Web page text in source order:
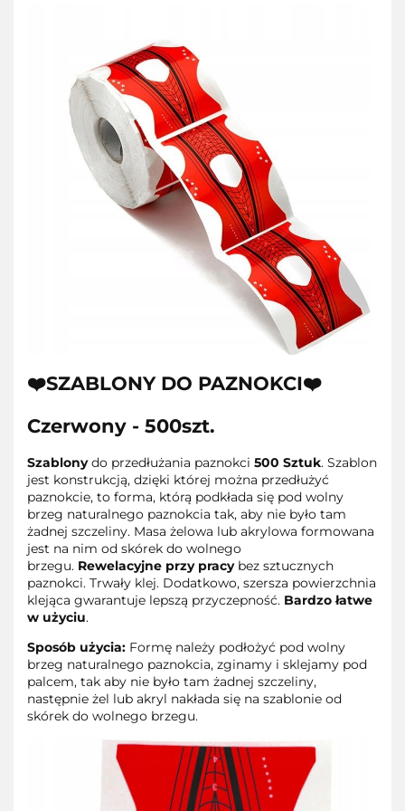
❤️SZABLONY DO PAZNOKCI❤️
Czerwony - 500szt.
Szablonydo przedłużania paznokci 500 Sztuk. Szablon
jest konstrukcją, dzięki której można przedłużyć
paznokcie, to forma, którą podkłada się pod wolny
brzeg naturalnego paznokcia tak, aby nie było tam
żadnej szczeliny. Masa żelowa lub akrylowa formowana
jest na nim od skórek do wolnego
brzegu. Rewelacyjne przy pracybez sztucznych
paznokci. Trwały klej. Dodatkowo, szersza powierzchnia
klejąca gwarantuje lepszą przyczepność. Bardzo łatwe
w użyciu.
Sposób użycia: Formę należy podłożyć pod wolny
brzeg naturalnego paznokcia, zginamy i sklejamy pod
palcem, tak aby nie było tam żadnej szczeliny,
następnie żel lub akryl nakłada się na szablonie od
skórek do wolnego brzegu.